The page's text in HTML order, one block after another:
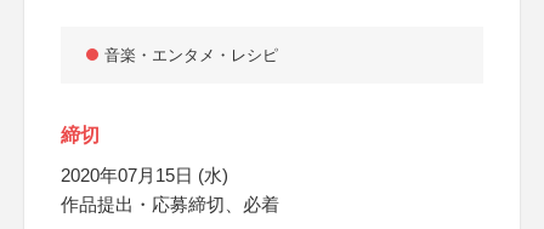
音楽・エンタメ・レシピ
締切
2020年07月15日 (水)
作品提出・応募締切、必着